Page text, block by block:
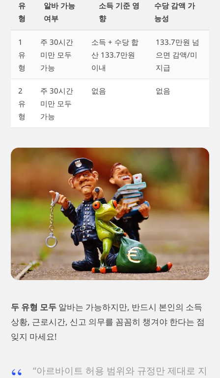
유
형
알바 가능
여부
소득 기준 영
향
수당 감액 가
능성
1
유
형
주 30시간
미만 모두
가능
소득 + 수당 합
산 133.7만원
이내
133.7만원 넘
으면 감액/미
지급
2
유
형
주 30시간
미만 모두
가능
없음 없음
두 유형 모두 알바는 가능하지만, 반드시 본인의 소득
상황, 근로시간, 신고 의무를 꼼꼼히 챙겨야 한다는 점
잊지 마세요!
“아르바이트 허용 범위와 규정만 제대로 지